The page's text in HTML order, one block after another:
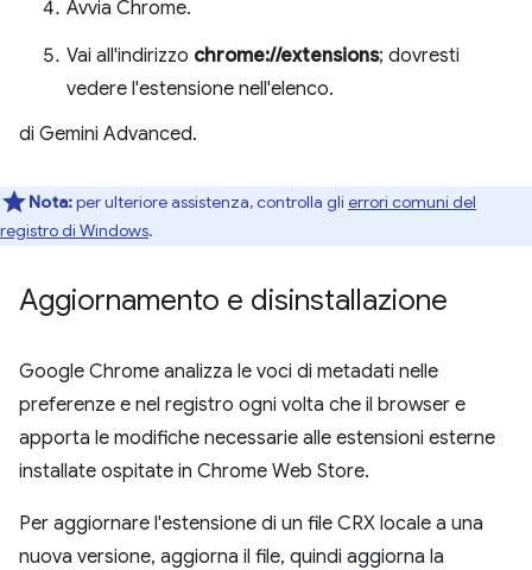
Avvia Chrome.
Vai all'indirizzo chrome://extensions; dovresti
vedere l'estensione nell'elenco.
di Gemini Advanced.
Nota:per ulteriore assistenza, controlla gli errori comuni del
registro di Windows.
Aggiornamento e disinstallazione
Google Chrome analizza le voci di metadati nelle
preferenze e nel registro ogni volta che il browser e
apporta le modifiche necessarie alle estensioni esterne
installate ospitate in Chrome Web Store.
Per aggiornare l'estensione di un file CRX locale a una
nuova versione, aggiorna il file, quindi aggiorna la